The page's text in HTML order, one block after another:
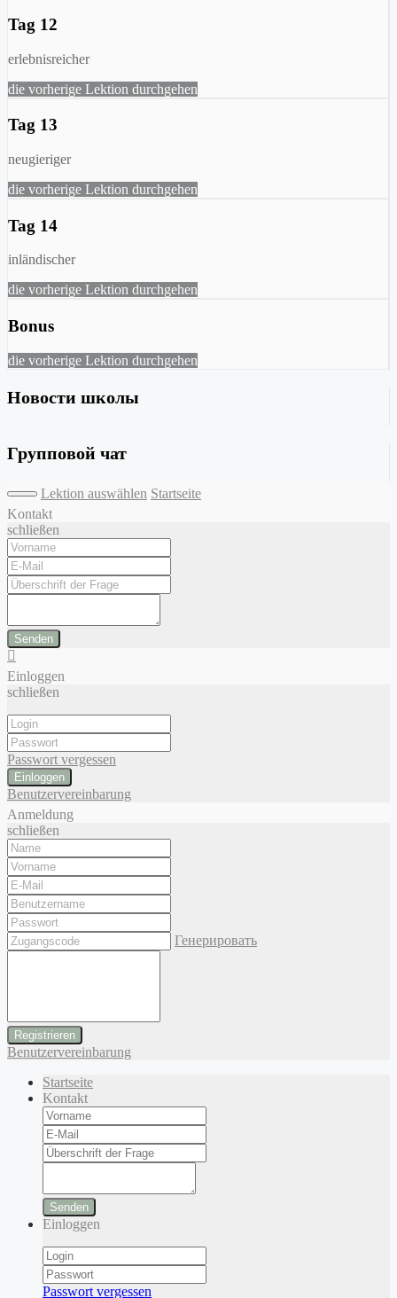
Tag 12
erlebnisreicher
die vorherige Lektion durchgehen
Tag 13
neugieriger
die vorherige Lektion durchgehen
Tag 14
inländischer
die vorherige Lektion durchgehen
Bonus
die vorherige Lektion durchgehen
Новости школы
Групповой чат
Lektion auswählen Startseite
Kontakt
schließen
Senden
Einloggen
schließen
Passwort vergessen
Einloggen
Benutzervereinbarung
Anmeldung
schließen
Генерировать
Benutzervereinbarung
Startseite
Kontakt
Senden
Einloggen
Passwort vergessen